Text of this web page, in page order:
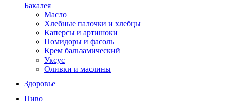
Бакалея
Масло
Хлебные палочки и хлебцы
Каперсы и артишоки
Помидоры и фасоль
Крем бальзамический
Уксус
Оливки и маслины
Здоровье
Пиво